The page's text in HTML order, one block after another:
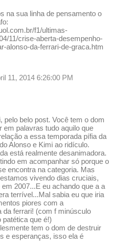
na sua linha de pensamento o
f1/ultimas-
11/crise-aberta-desempenho-
alonso-da-ferrari-de-graca.htm
11, 2014 6:26:00 PM
pelo belo post. Você tem o dom
em palavras tudo aquilo que
a essa temporada pífia da
Alonso e Kimi ao ridículo.
está realmente desanimadora.
em acompanhar só porque o
encontra na categoria. Mas
vivendo dias cruciais,
em 2007...E eu achando que a a
terrível...Mal sabia eu que iria
piores com a
da ferrari! (com f minúsculo
patética que é!)
tem o dom de destruir
e esperanças, isso ela é